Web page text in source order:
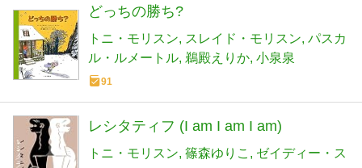
どっちの勝ち?
トニ・モリスン スレイド・モリスン パスカ
ル・ルメートル 鵜殿えりか 小泉泉
91
レシタティフ (I am I am I am)
トニ・モリスン 篠森ゆりこ
ゼイディー・ス